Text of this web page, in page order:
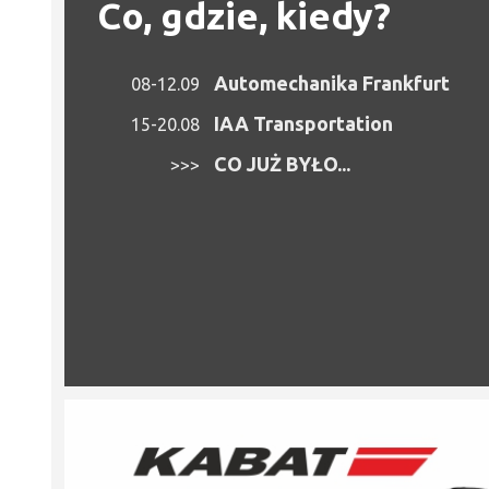
Co, gdzie, kiedy?
08-12.09 Automechanika Frankfurt
15-20.08 IAA Transportation
>>> CO JUŻ BYŁO...